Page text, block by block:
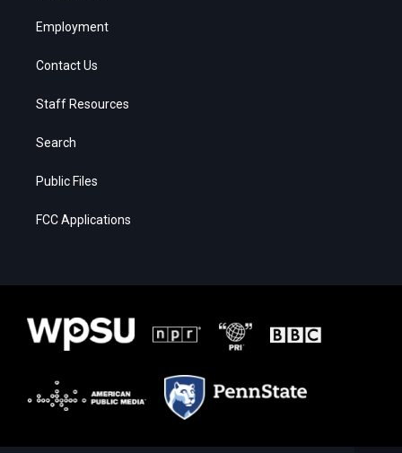
Employment
Contact Us
Staff Resources
Search
Public Files
FCC Applications